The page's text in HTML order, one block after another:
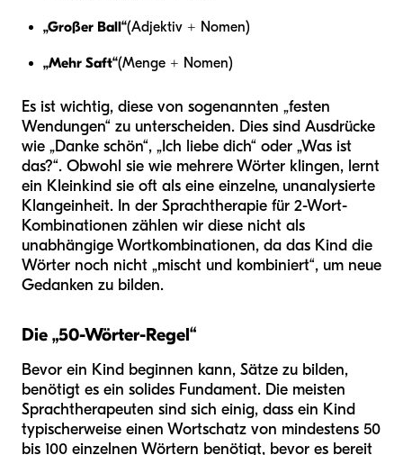
„Großer Ball“(Adjektiv + Nomen)
„Mehr Saft“(Menge + Nomen)
Es ist wichtig, diese von sogenannten „festen
Wendungen“ zu unterscheiden. Dies sind Ausdrücke
wie „Danke schön“, „Ich liebe dich“ oder „Was ist
das?“. Obwohl sie wie mehrere Wörter klingen, lernt
ein Kleinkind sie oft als eine einzelne, unanalysierte
Klangeinheit. In der Sprachtherapie für 2-Wort-
Kombinationen zählen wir diese nicht als
unabhängige Wortkombinationen, da das Kind die
Wörter noch nicht „mischt und kombiniert“, um neue
Gedanken zu bilden.
Die „50-Wörter-Regel“
Bevor ein Kind beginnen kann, Sätze zu bilden,
benötigt es ein solides Fundament. Die meisten
Sprachtherapeuten sind sich einig, dass ein Kind
typischerweise einen Wortschatz von mindestens 50
bis 100 einzelnen Wörtern benötigt, bevor es bereit